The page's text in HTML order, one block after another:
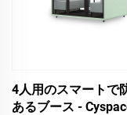
4人用のスマートで
あるブース -